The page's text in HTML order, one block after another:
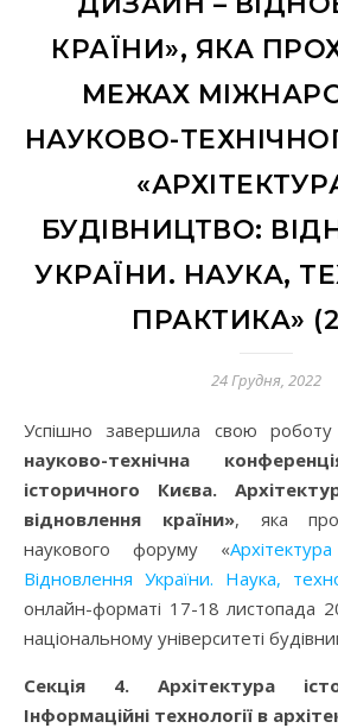
КРАЇНИ», ЯКА
МЕЖАХ
НАУКОВО-
БУДІВНИЦТВО:
УКРАЇНИ. НАУКА,
ПРАКТИКА»
24 Грудня, 2022
Успішно завершила свою роботу
науково-технічна
історичного Києва.
відновлення країни», яка
наукового форуму «
Відновлення України. Наука,
онлайн-форматі 17-18 листопада
національному університеті
Секція 4. Архітектура
Інформаційні технології в